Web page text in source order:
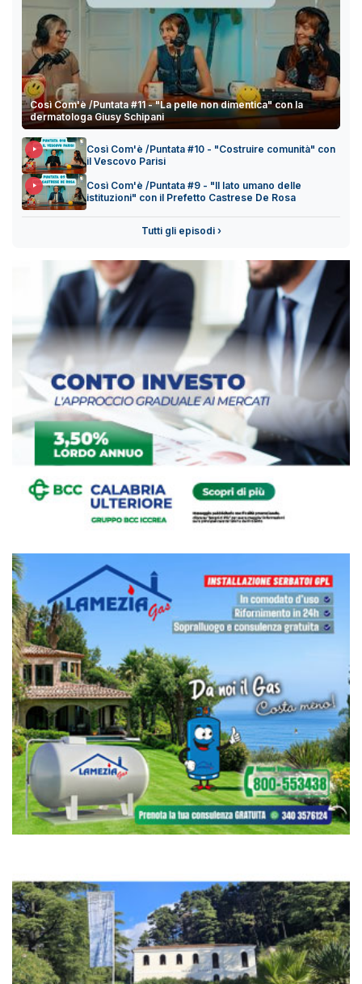
Così Com'è /Puntata #11 - "La pelle non dimentica" con la
dermatologa Giusy Schipani
Così Com'è /Puntata #10 - "Costruire comunità" con
il Vescovo Parisi
Così Com'è /Puntata #9 - "Il lato umano delle
istituzioni" con il Prefetto Castrese De Rosa
Tutti gli episodi ›